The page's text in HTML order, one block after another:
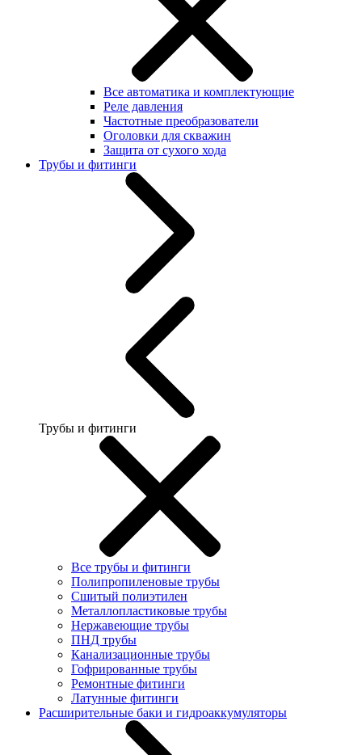
Все автоматика и комплектующие
Реле давления
Частотные преобразователи
Оголовки для скважин
Защита от сухого хода
Трубы и фитинги
Трубы и фитинги
Все трубы и фитинги
Полипропиленовые трубы
Сшитый полиэтилен
Металлопластиковые трубы
Нержавеющие трубы
ПНД трубы
Канализационные трубы
Гофрированные трубы
Ремонтные фитинги
Латунные фитинги
Расширительные баки и гидроаккумуляторы